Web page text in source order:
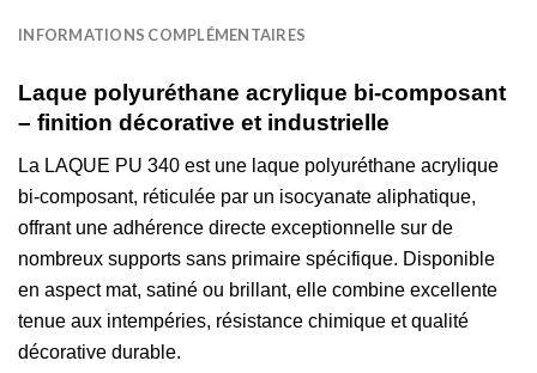
INFORMATIONS COMPLÉMENTAIRES
Laque polyuréthane acrylique bi-composant
– finition décorative et industrielle
La LAQUE PU 340 est une laque polyuréthane acrylique
bi-composant, réticulée par un isocyanate aliphatique,
offrant une adhérence directe exceptionnelle sur de
nombreux supports sans primaire spécifique. Disponible
en aspect mat, satiné ou brillant, elle combine excellente
tenue aux intempéries, résistance chimique et qualité
décorative durable.